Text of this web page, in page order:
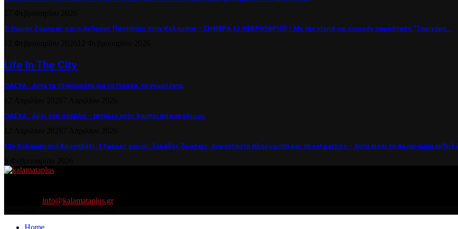
Ο Θωμάς Ζάμπρας και ο Ανδρέας Πασπάτης στην Καλαμάτα – ΣΗΜΕΡΑ 12 ΦΕΒΡΟΥΑΡΙΟΥ / Με την stand-up comedy παράσταση “Ξεκινάμε...
Life In The City
ΠΑΣΧΑ : Αυτά τα 10 γεγονότα για το Πάσχα, τα γνωρίζετε;
ΠΑΣΧΑ : Αρνί στη σούβλα – Ιστορία ενός λαμπριάτικου εθίμου.
13ο Καλαματιανό Καρναβάλι: 17 μέρες χορός, δεκάδες δράσεις, ευφάνταστα πληρώματα και street parties – Αυτό είναι το πρόγραμμα
info@kalamataplus.gr
Home